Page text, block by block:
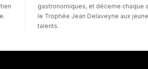
gastronomiques, et décerne chaque
le Trophée Jean Delaveyne aux
talents.